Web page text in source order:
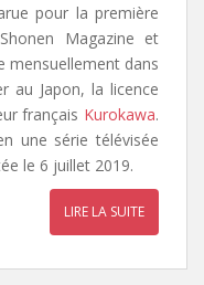
pour la première
Magazine et
mensuellement dans
au Japon, la licence
français Kurokawa.
une série télévisée
le 6 juillet 2019.
LIRE LA SUITE